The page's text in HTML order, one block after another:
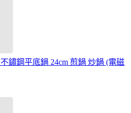
鏽鋼平底鍋 24cm 煎鍋 炒鍋 (電磁